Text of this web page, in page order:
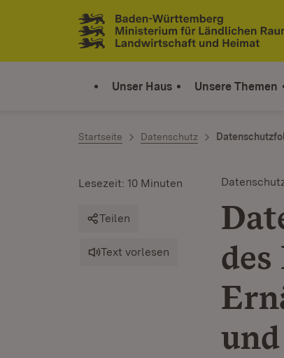
Zum Inhalt springen
Link zur Startseite
Unser Haus Unsere Themen
Startseite Datenschutz
Lesezeit: 10 Minuten
Teilen
Text vorlesen